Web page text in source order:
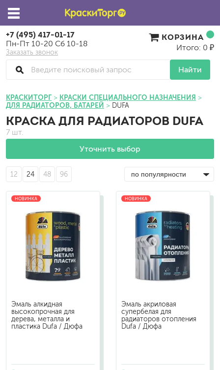
+7 (495) 417-01-17
Пн-Пт 10-20 Сб 10-18
Заказать звонок
Найти
КОРЗИНА
Итого: 0 ₽
КРАСКИТОРГ
КРАСКИ СПЕЦИАЛЬНОГО НАЗНАЧЕНИЯ
ДЛЯ РАДИАТОРОВ, БАТАРЕЙ
DUFA
КРАСКА ДЛЯ РАДИАТОРОВ DUFA
7 шт.
Уточнить выбор
12 24 48 96
НОВИНКА
Эмаль алкидная
высокопрочная для
дерева, металла и
пластика Dufa / Дюфа
НОВИНКА
Эмаль акриловая
супербелая для
радиаторов отопления
Dufa / Дюфа